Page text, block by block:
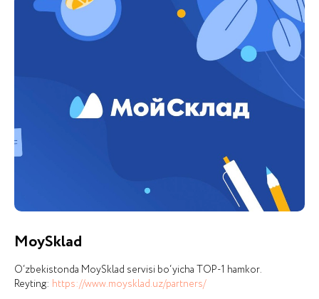
MoySklad
O‘zbekistonda MoySklad servisi bo‘yicha TOP-1 hamkor.
Reyting: https://www.moysklad.uz/partners/
iCORPnima bilan
shug‘ullanadi